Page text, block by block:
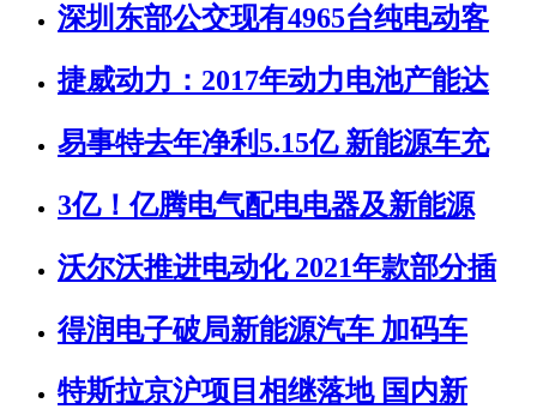
深圳东部公交现有4965台纯电动客
捷威动力：2017年动力电池产能达
易事特去年净利5.15亿 新能源车充
3亿！亿腾电气配电电器及新能源
沃尔沃推进电动化 2021年款部分插
得润电子破局新能源汽车 加码车
特斯拉京沪项目相继落地 国内新